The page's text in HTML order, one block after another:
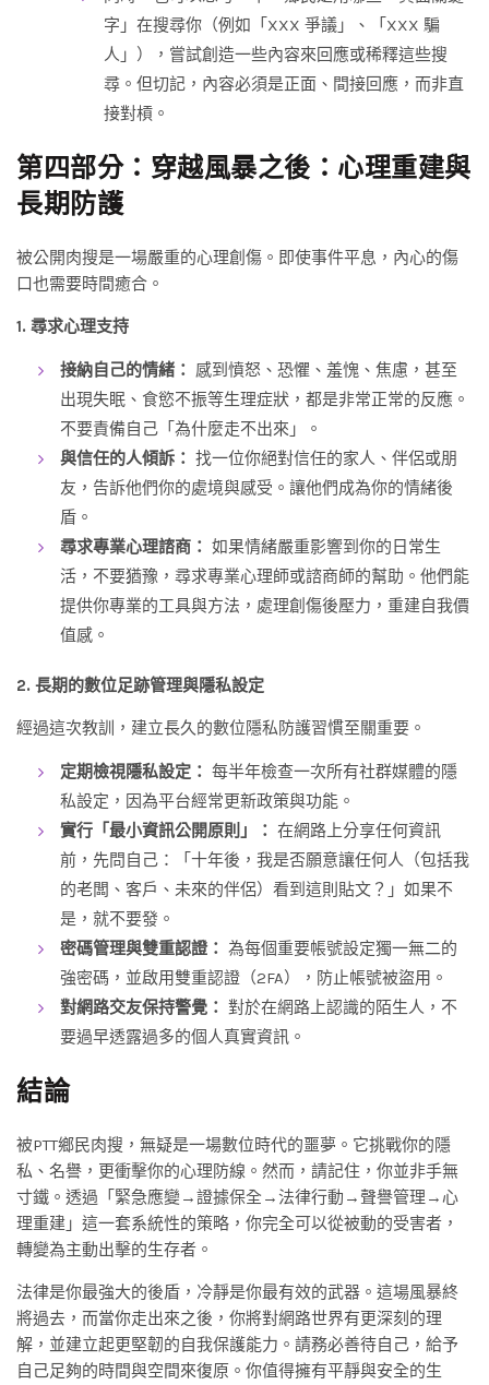
字」在搜尋你（例如「XXX 爭議」、「XXX 騙
人」），嘗試創造一些內容來回應或稀釋這些搜
尋。但切記，內容必須是正面、間接回應，而非直
接對槓。
第四部分：穿越風暴之後：心理重建與
長期防護
被公開肉搜是一場嚴重的心理創傷。即使事件平息，內心的傷
口也需要時間癒合。
1. 尋求心理支持
接納自己的情緒： 感到憤怒、恐懼、羞愧、焦慮，甚至
出現失眠、食慾不振等生理症狀，都是非常正常的反應。
不要責備自己「為什麼走不出來」。
與信任的人傾訴： 找一位你絕對信任的家人、伴侶或朋
友，告訴他們你的處境與感受。讓他們成為你的情緒後
盾。
尋求專業心理諮商： 如果情緒嚴重影響到你的日常生
活，不要猶豫，尋求專業心理師或諮商師的幫助。他們能
提供你專業的工具與方法，處理創傷後壓力，重建自我價
值感。
2. 長期的數位足跡管理與隱私設定
經過這次教訓，建立長久的數位隱私防護習慣至關重要。
定期檢視隱私設定： 每半年檢查一次所有社群媒體的隱
私設定，因為平台經常更新政策與功能。
實行「最小資訊公開原則」： 在網路上分享任何資訊
前，先問自己：「十年後，我是否願意讓任何人（包括我
的老闆、客戶、未來的伴侶）看到這則貼文？」如果不
是，就不要發。
密碼管理與雙重認證： 為每個重要帳號設定獨一無二的
強密碼，並啟用雙重認證（2FA），防止帳號被盜用。
對網路交友保持警覺： 對於在網路上認識的陌生人，不
要過早透露過多的個人真實資訊。
結論
被PTT鄉民肉搜，無疑是一場數位時代的噩夢。它挑戰你的隱
私、名譽，更衝擊你的心理防線。然而，請記住，你並非手無
寸鐵。透過「緊急應變→證據保全→法律行動→聲譽管理→心
理重建」這一套系統性的策略，你完全可以從被動的受害者，
轉變為主動出擊的生存者。
法律是你最強大的後盾，冷靜是你最有效的武器。這場風暴終
將過去，而當你走出來之後，你將對網路世界有更深刻的理
解，並建立起更堅韌的自我保護能力。請務必善待自己，給予
自己足夠的時間與空間來復原。你值得擁有平靜與安全的生